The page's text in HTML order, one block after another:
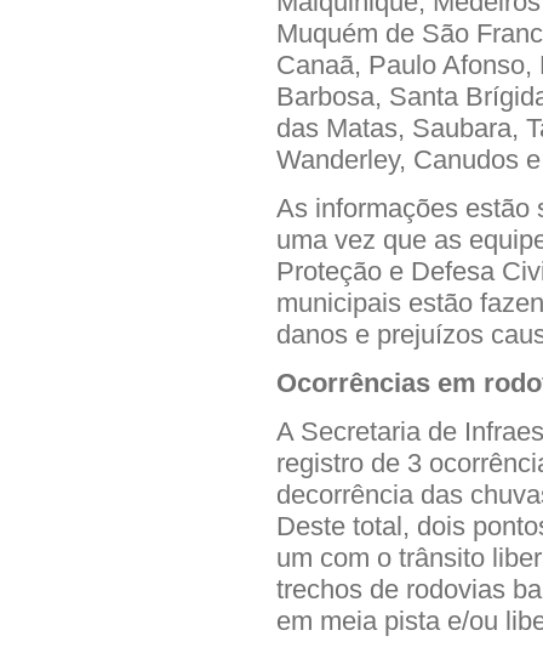
Muquém de São
Canaã, Paulo
Barbosa, Santa
das Matas, Saubara,
Wanderley, Canudos
As informações estão
uma vez que as
Proteção e Defesa
municipais estão
danos e prejuízos
Ocorrências em
A Secretaria de
registro de 3
decorrência das
Deste total, dois
um com o trânsito
trechos de rodovias
em meia pista e/ou